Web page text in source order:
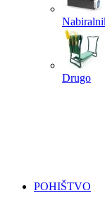
Drugo
POHIŠTVO